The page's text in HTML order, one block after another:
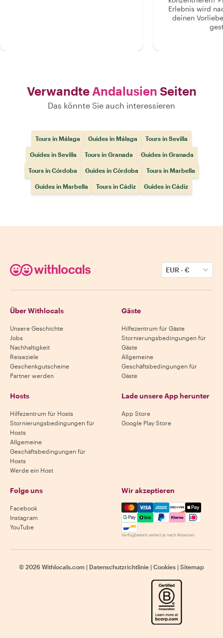
Erlebnis wird
deinen
Verwandte Andalusien Seiten
Das könnte Sie auch interessieren
Tours in Málaga Guides in Málaga Tours in Sevilla
Guides in Sevilla Tours in Granada Guides in Granada
Tours in Córdoba Guides in Córdoba Tours in Marbella
Guides in Marbella Tours in Cádiz Guides in Cádiz
EUR-€
Über Withlocals
Unsere Geschichte
Jobs
Nachhaltigkeit
Reiseziele
Geschenkgutscheine
Partner werden
Gäste
Hilfezentrum für Gäste
Stornierungsbedingungen für
Gäste
Allgemeine
Geschäftsbedingungen für
Gäste
Hosts
Hilfezentrum für Hosts
Stornierungsbedingungen für
Hosts
Allgemeine
Geschäftsbedingungen für
Hosts
Werde ein Host
Lade unsere App herunter
App Store
Google Play Store
Folge uns
Facebook
Instagram
YouTube
Wir akzeptieren
Mastercard, Visa, Amex,
Verfügbarkeit variiert je nach Reiseziel
© 2026 Withlocals.com | Datenschutzrichtlinie | Cookies | Sitemap